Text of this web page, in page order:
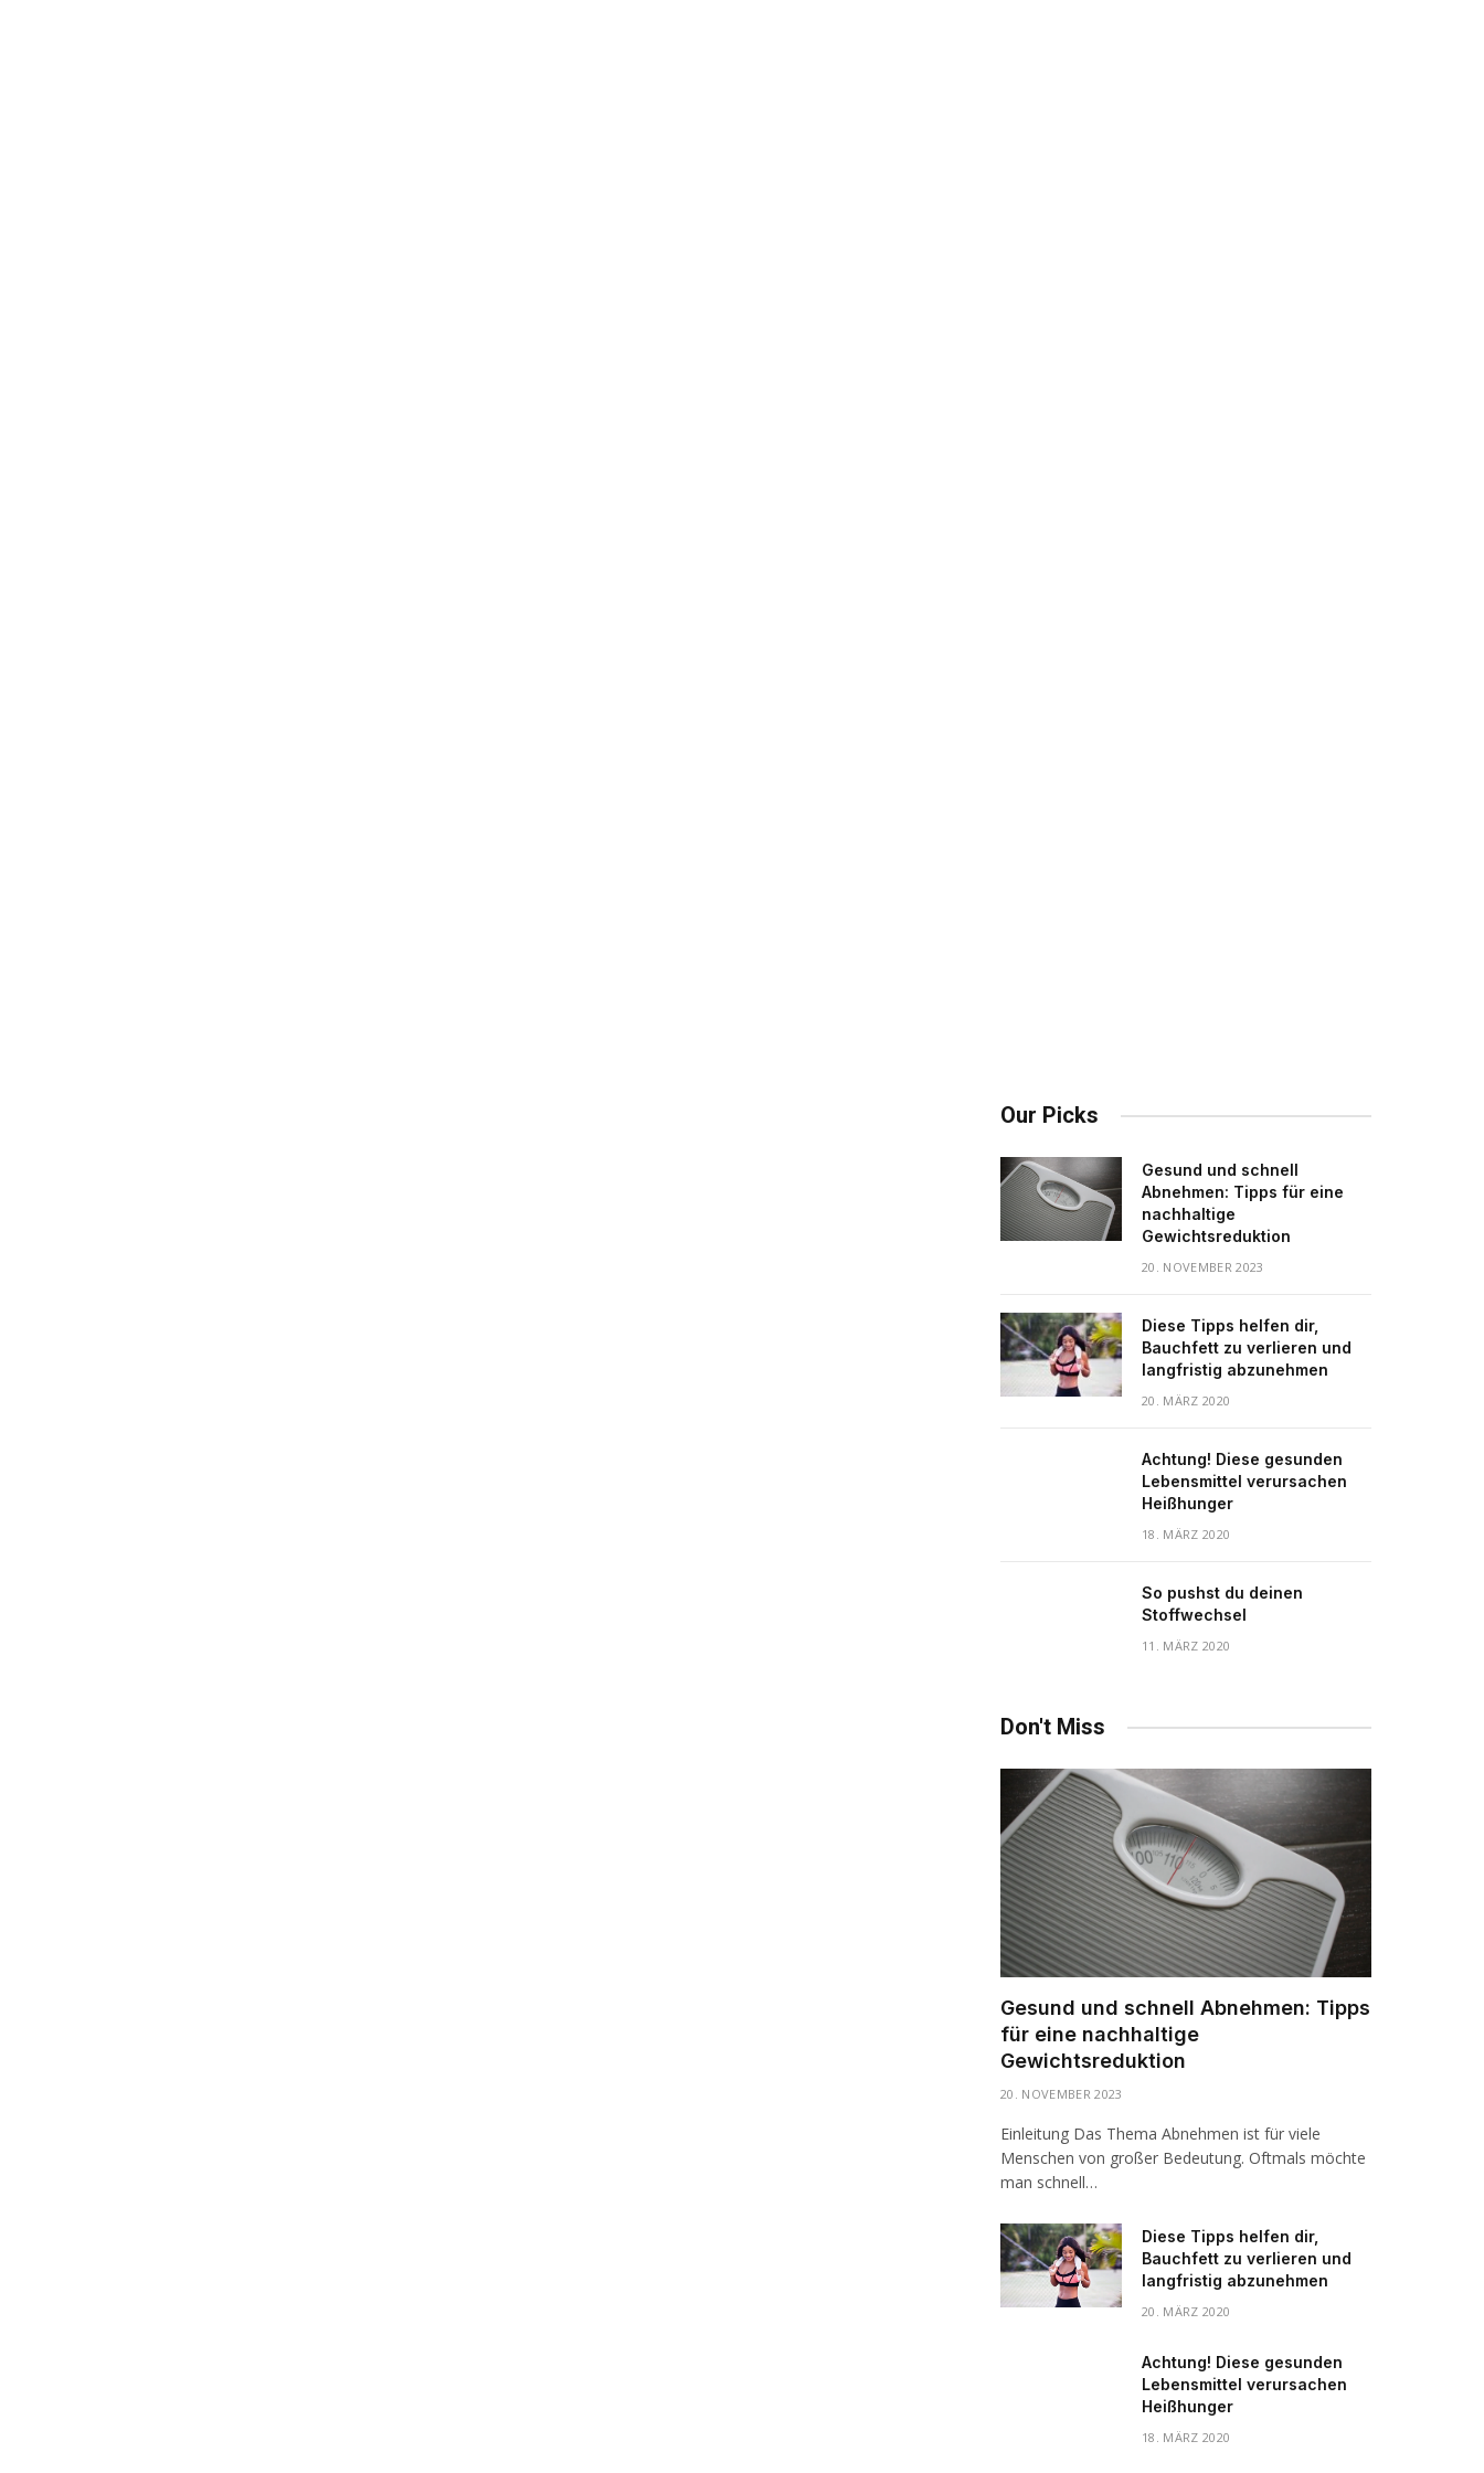
Our Picks
Gesund und schnell
Abnehmen: Tipps für eine
nachhaltige
Gewichtsreduktion
20. NOVEMBER 2023
Diese Tipps helfen dir,
Bauchfett zu verlieren und
langfristig abzunehmen
20. MÄRZ 2020
Achtung! Diese gesunden
Lebensmittel verursachen
Heißhunger
18. MÄRZ 2020
So pushst du deinen
Stoffwechsel
11. MÄRZ 2020
Don't Miss
Gesund und schnell Abnehmen: Tipps
für eine nachhaltige
Gewichtsreduktion
20. NOVEMBER 2023
Einleitung Das Thema Abnehmen ist für viele
Menschen von großer Bedeutung. Oftmals möchte
man schnell…
Diese Tipps helfen dir,
Bauchfett zu verlieren und
langfristig abzunehmen
20. MÄRZ 2020
Achtung! Diese gesunden
Lebensmittel verursachen
Heißhunger
18. MÄRZ 2020